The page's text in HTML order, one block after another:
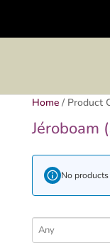
Home/ Product
Jéroboam
No